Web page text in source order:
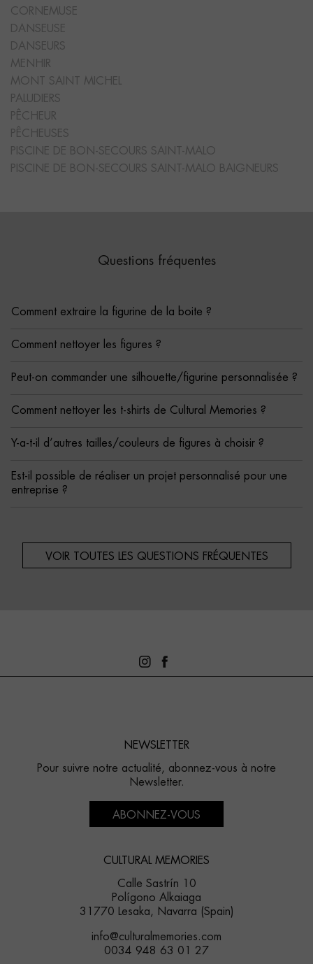
CORNEMUSE
DANSEUSE
DANSEURS
MENHIR
MONT SAINT MICHEL
PALUDIERS
PÊCHEUR
PÊCHEUSES
PISCINE DE BON-SECOURS SAINT-MALO
PISCINE DE BON-SECOURS SAINT-MALO BAIGNEURS
Questions fréquentes
Comment extraire la figurine de la boite ?
Comment nettoyer les figures ?
Peut-on commander une silhouette/figurine personnalisée ?
Comment nettoyer les t-shirts de Cultural Memories ?
Y-a-t-il d’autres tailles/couleurs de figures à choisir ?
Est-il possible de réaliser un projet personnalisé pour une
entreprise ?
VOIR TOUTES LES QUESTIONS FRÉQUENTES
NEWSLETTER
Pour suivre notre actualité, abonnez-vous à notre
Newsletter.
ABONNEZ-VOUS
CULTURAL MEMORIES
Calle Sastrín 10
Polígono Alkaiaga
31770 Lesaka, Navarra (Spain)
info@culturalmemories.com
0034 948 63 01 27